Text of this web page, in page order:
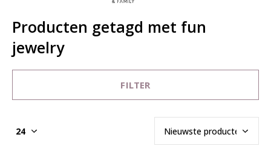
Producten getagd met fun
jewelry
FILTER